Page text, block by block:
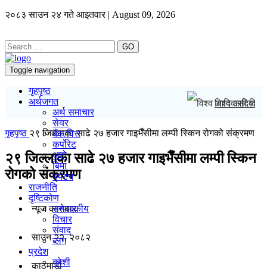
२०८३ साउन २४ गते आइतवार | August 09, 2026
GO
Toggle navigation
गृहपृष्ठ
अर्थजगत
अर्थ समाचार
सेयर
बैंक/वित्त
कर्पोरेट
अटो
बिमा
पर्यटन
राजनीति
दृष्टिकोण
सम्पादकीय
विचार
संवाद
ब्लग
प्रदेश
कोशी
विश्व आदिवासी
गृहपृष्ठ २९ जिल्लाका साढे २७ हजार गाइभैँसीमा लम्पी स्किन रोगको संक्रमण
२९ जिल्लाका साढे २७ हजार गाइभैँसीमा लम्पी स्किन
रोगको संक्रमण
न्यूज काराेबार
साउन २२, २०८२
काठमाडाैं